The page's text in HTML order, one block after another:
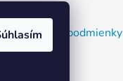
a dodacie podmienky